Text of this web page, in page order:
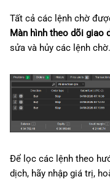
Tất cả các lệnh chờ
Màn hình theo dõi giao
sửa và hủy các lệnh chờ.
Để lọc các lệnh theo
dịch, hãy nhập giá trị,